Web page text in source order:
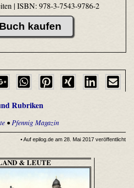
|ISBN: 978-3-7543-9786-2
Buch kaufen
Rubriken
•Pfennig Magazin
• Auf epilog.de am 28. Mai 2017 veröffentlicht
& LEUTE